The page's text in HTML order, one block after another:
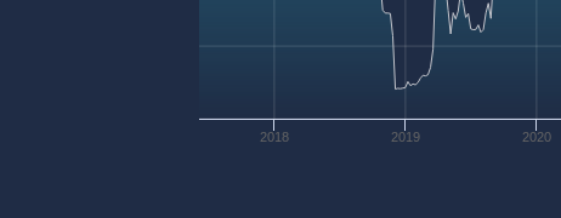
2018 2019 2020